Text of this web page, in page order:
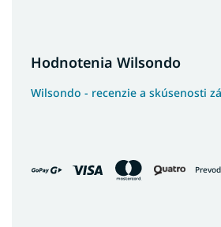
Hodnotenia Wilsondo
Wilsondo - recenzie a skúsenosti
Prevod